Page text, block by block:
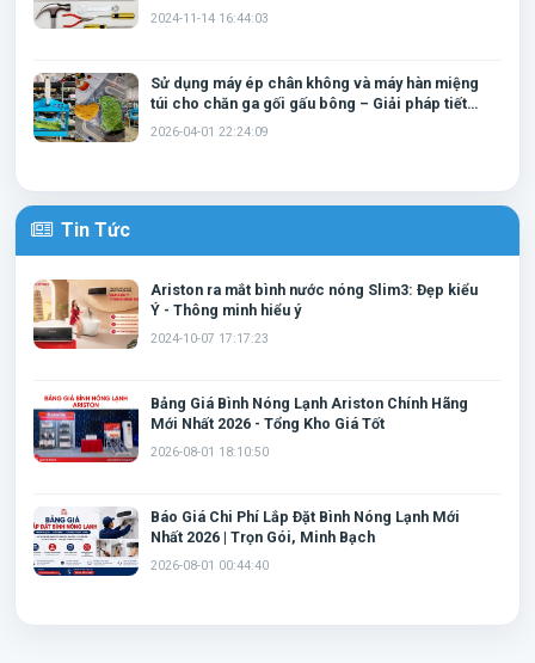
2024-11-14 16:44:03
Sử dụng máy ép chân không và máy hàn miệng
túi cho chăn ga gối gấu bông – Giải pháp tiết
kiệm không gian và bảo quản hiệu quả
2026-04-01 22:24:09
Tin Tức
Ariston ra mắt bình nước nóng Slim3: Đẹp kiểu
Ý - Thông minh hiểu ý
2024-10-07 17:17:23
Bảng Giá Bình Nóng Lạnh Ariston Chính Hãng
Mới Nhất 2026 - Tổng Kho Giá Tốt
2026-08-01 18:10:50
Báo Giá Chi Phí Lắp Đặt Bình Nóng Lạnh Mới
Nhất 2026 | Trọn Gói, Minh Bạch
2026-08-01 00:44:40